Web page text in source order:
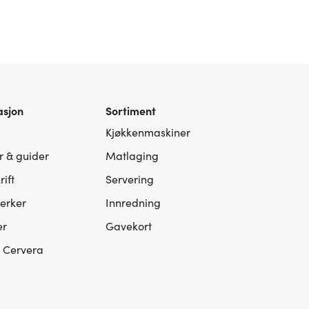
& guider
Cervera
Sortiment
Kjøkkenmaskiner
Matlaging
Servering
Innredning
Gavekort